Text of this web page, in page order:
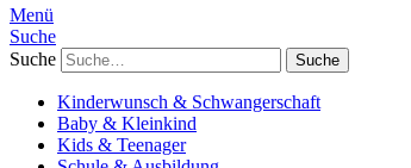
Menü
Suche
Suche
Kinderwunsch & Schwangerschaft
Baby & Kleinkind
Kids & Teenager